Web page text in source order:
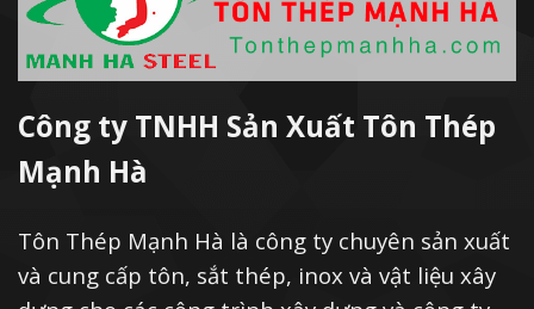
Công ty TNHH Sản Xuất Tôn Thép
Mạnh Hà
Tôn Thép Mạnh Hà là công ty chuyên sản xuất
và cung cấp tôn, sắt thép, inox và vật liệu xây